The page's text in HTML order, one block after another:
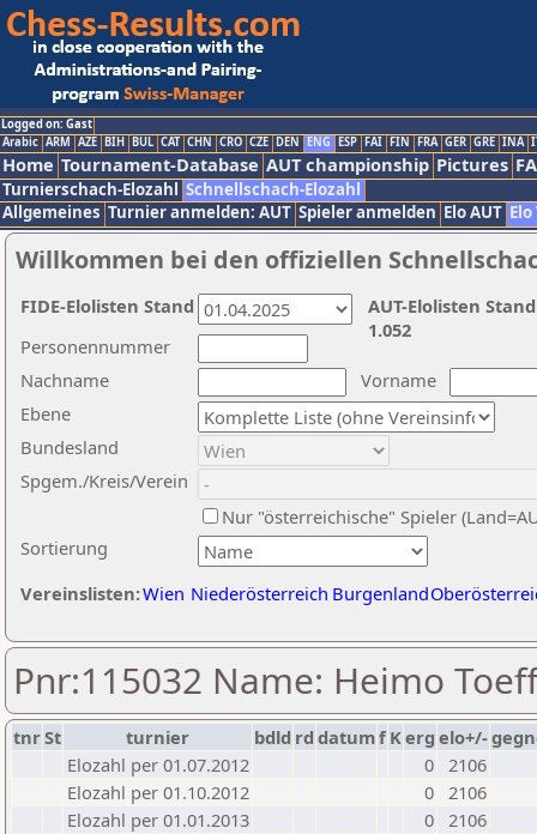
Logged on: Gast
Arabic ARM AZE BIH BUL CAT CHN CRO CZE DEN ENG ESP FAI FIN FRA GER GRE INA
Home Tournament-Database AUT championship Pictures
Turnierschach-Elozahl Schnellschach-Elozahl
Allgemeines Turnier anmelden: AUT Spieler anmelden Elo AUT
Willkommen bei den offiziellen
Nachname
Vorname
Ebene
Sortierung
Personennummer
Bundesland
Spgem./Kreis/Verein
Nur "österreichische" Spieler
Vereinslisten:Wien Niederösterreich Burgenland
AUT-Elolisten
1.052
FIDE-Elolisten Stand
Pnr:115032 Name: Heimo
tnrSt turnier bdld rd datumf Kerg elo+/-
Elozahl per 01.07.2012
0 2106
Elozahl per 01.10.2012
0 2106
Elozahl per 01.01.2013
0 2106